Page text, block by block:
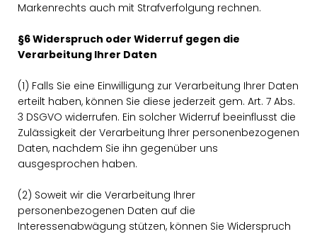
Markenrechts auch mit Strafverfolgung rechnen.
§6 Widerspruch oder Widerruf gegen die
Verarbeitung Ihrer Daten
(1) Falls Sie eine Einwilligung zur Verarbeitung Ihrer Daten
erteilt haben, können Sie diese jederzeit gem. Art. 7 Abs.
3 DSGVO widerrufen. Ein solcher Widerruf beeinflusst die
Zulässigkeit der Verarbeitung Ihrer personenbezogenen
Daten, nachdem Sie ihn gegenüber uns
ausgesprochen haben.
(2) Soweit wir die Verarbeitung Ihrer
personenbezogenen Daten auf die
Interessenabwägung stützen, können Sie Widerspruch